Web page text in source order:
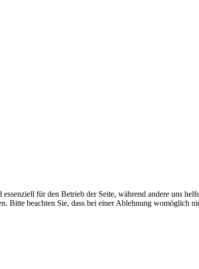
für den Betrieb der Seite, während andere uns
Bitte beachten Sie, dass bei einer Ablehnung womöglich